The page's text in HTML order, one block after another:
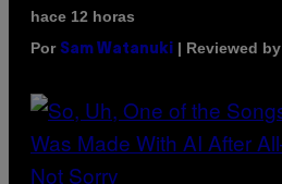
hace 12 horas
Por Sam Watanuki | Reviewed by